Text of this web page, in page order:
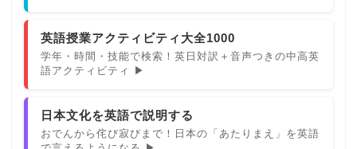
英語授業アクティビティ大全1000
学年・時間・技能で検索！英日対訳＋音声つきの中高英
語アクティビティ ▶
日本文化を英語で説明する
おでんから侘び寂びまで！日本の「あたりまえ」を英語